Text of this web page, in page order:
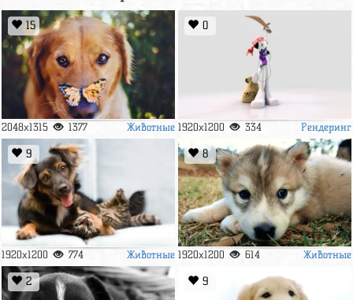
15
2048x1315 1377 Животные
0
1920x1200 334 Рендеринг
9
1920x1200 774 Животные
8
1920x1200 614 Животные
2 9